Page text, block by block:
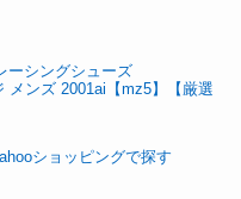
シングシューズ
ンズ 2001ai【mz5】【厳選
ショッピングで探す